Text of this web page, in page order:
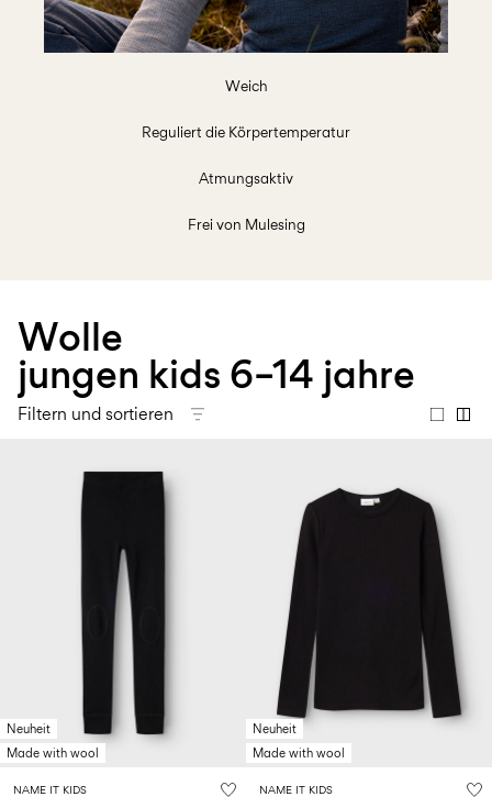
school
play
Babys
Jahre
Deutschland
/
Deutsch
Weich
Reguliert die Körpertemperatur
Atmungsaktiv
Frei von Mulesing
Wolle
jungen kids 6–14 jahre
Filtern und sortieren
Neuheit
Made with wool
NAME IT KIDS
Neuheit
Made with wool
NAME IT KIDS